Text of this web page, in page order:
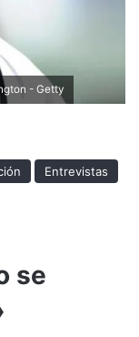
- Getty
Entrevistas
se